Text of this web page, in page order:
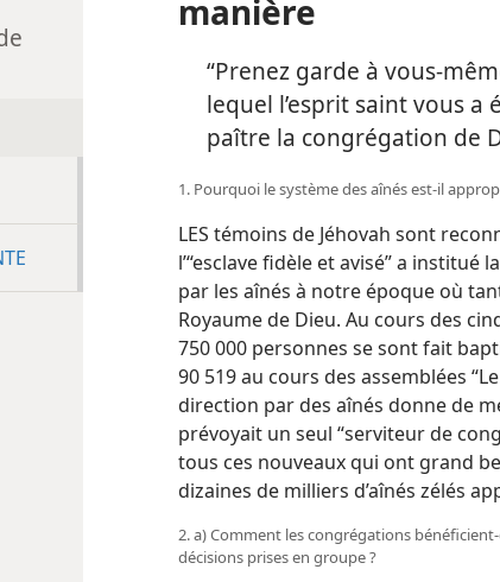
manière
“Prenez garde à vous-​
lequel l’esprit saint vous
paître la congrégation de
1. Pourquoi le système des aînés est-​il
LES témoins de Jéhovah sont
l’“esclave fidèle et avisé” a
par les aînés à notre époque où
Royaume de Dieu. Au cours des
750 000 personnes se sont fait
90 519 au cours des assemblées
direction par des aînés donne de
prévoyait un seul “serviteur de
tous ces nouveaux qui ont grand
dizaines de milliers d’aînés zélés
2. a) Comment les congrégations
décisions prises en groupe ?